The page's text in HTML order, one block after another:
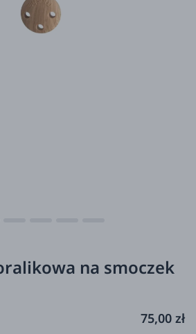
na smoczek
75,00 zł